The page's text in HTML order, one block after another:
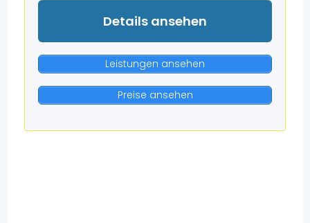
Details ansehen
Leistungen ansehen
Preise ansehen